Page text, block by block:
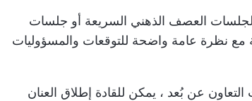
لجلسات العصف الذهني السريعة أو جلسات
مع نظرة عامة واضحة للتوقعات والمسؤوليات
التعاون عن بُعد ، يمكن للقادة إطلاق العنان